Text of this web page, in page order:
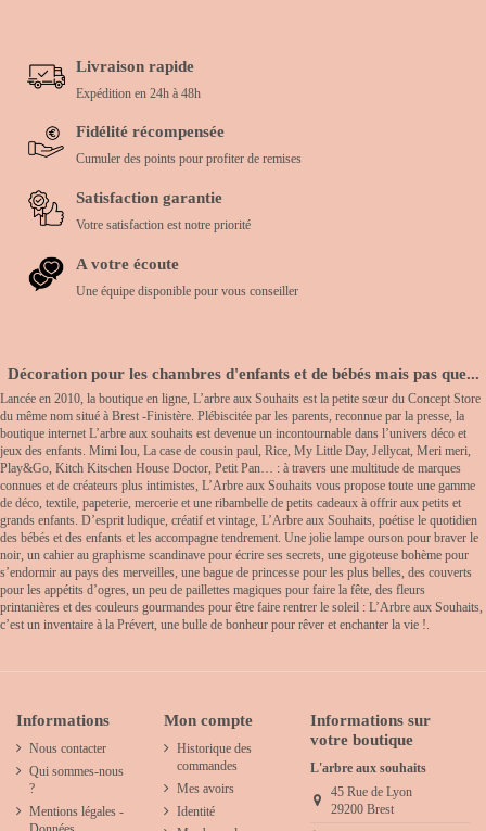
Livraison rapide
Expédition en 24h à 48h
Fidélité récompensée
Cumuler des points pour profiter de remises
Satisfaction garantie
Votre satisfaction est notre priorité
A votre écoute
Une équipe disponible pour vous conseiller
Décoration pour les chambres d'enfants et de bébés mais pas que...
Lancée en 2010, la boutique en ligne, L’arbre aux Souhaits est la petite sœur du Concept Store
du même nom situé à Brest -Finistère. Plébiscitée par les parents, reconnue par la presse, la
boutique internet L’arbre aux souhaits est devenue un incontournable dans l’univers déco et
jeux des enfants. Mimi lou, La case de cousin paul, Rice, My Little Day, Jellycat, Meri meri,
Play&Go, Kitch Kitschen House Doctor, Petit Pan… : à travers une multitude de marques
connues et de créateurs plus intimistes, L’Arbre aux Souhaits vous propose toute une gamme
de déco, textile, papeterie, mercerie et une ribambelle de petits cadeaux à offrir aux petits et
grands enfants. D’esprit ludique, créatif et vintage, L’Arbre aux Souhaits, poétise le quotidien
des bébés et des enfants et les accompagne tendrement. Une jolie lampe ourson pour braver le
noir, un cahier au graphisme scandinave pour écrire ses secrets, une gigoteuse bohème pour
s’endormir au pays des merveilles, une bague de princesse pour les plus belles, des couverts
pour les appétits d’ogres, un peu de paillettes magiques pour faire la fête, des fleurs
printanières et des couleurs gourmandes pour être faire rentrer le soleil : L’Arbre aux Souhaits,
c’est un inventaire à la Prévert, une bulle de bonheur pour rêver et enchanter la vie !.
Informations
Nous contacter
Qui sommes-nous
?
Mentions légales -
Mon compte
Historique des
commandes
Mes avoirs
Identité
Informations sur
votre boutique
L'arbre aux souhaits
45 Rue de Lyon
29200 Brest